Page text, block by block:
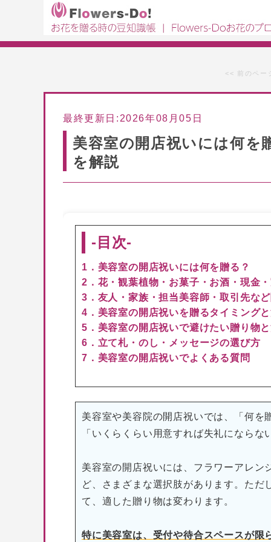
<< 前のペー
最終更新日:2026年08月05日
美容室の開店祝いには何を
を解説
-目次-
1．美容室の開店祝いには何を贈る？
2．花・観葉植物・お菓子・お酒・現金
3．友人・家族・担当美容師・取引先な
4．美容室の開店祝いを贈るタイミング
5．美容室の開店祝いで避けたい贈り物
6．立て札・のし・メッセージの選び方
7．美容室の開店祝いでよくある質問
美容室や美容院の開店祝いでは、「何を
「いくらくらい用意すれば失礼になら
美容室の開店祝いには、フラワーアレン
ど、さまざまな選択肢があります。た
て、適した贈り物は変わります。
特に美容室は、受付や待合スペースが限